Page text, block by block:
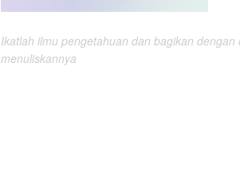
Ikatlah ilmu pengetahuan dan bagikan dengan
menuliskannya